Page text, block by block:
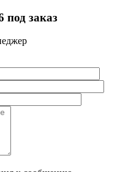
под заказ